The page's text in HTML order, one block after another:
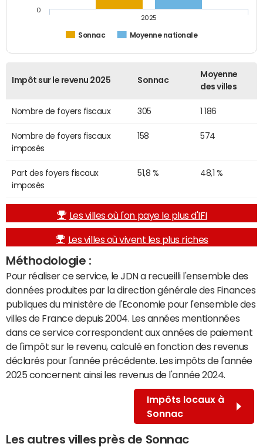
Sonnac Moyenne nationale
2025
0
Impôt sur le revenu 2025 Sonnac
Moyenne
des villes
Nombre de foyers fiscaux 305 1 186
Nombre de foyers fiscaux
imposés
158 574
Part des foyers fiscaux
imposés
51,8 % 48,1 %
Les villes où l'on paye le plus d'IFI
Les villes où vivent les plus riches
Méthodologie :
Pour réaliser ce service, le JDN a recueilli l'ensemble des
données produites par la direction générale des Finances
publiques du ministère de l'Economie pour l'ensemble des
villes de France depuis 2004. Les années mentionnées
dans ce service correspondent aux années de paiement
de l'impôt sur le revenu, calculé en fonction des revenus
déclarés pour l'année précédente. Les impôts de l'année
2025 concernent ainsi les revenus de l'année 2024.
Impôts locaux à
Sonnac
Les autres villes près de Sonnac